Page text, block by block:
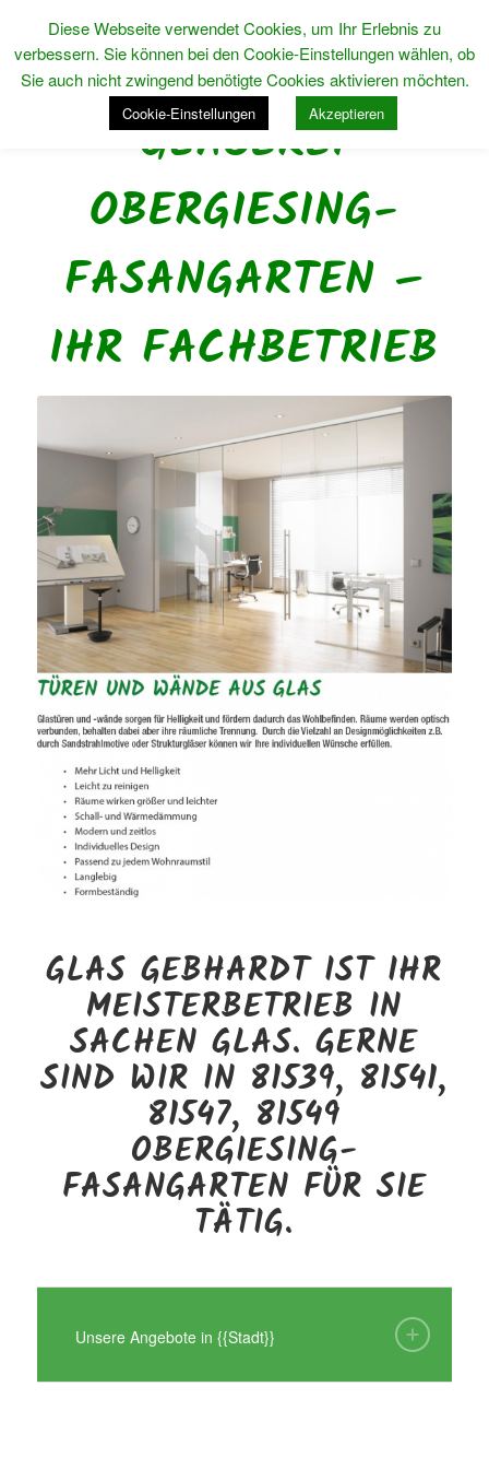
GLASEREI
OBERGIESING-
FASANGARTEN –
IHR FACHBETRIEB
GLAS GEBHARDT IST IHR
MEISTERBETRIEB IN
SACHEN GLAS. GERNE
SIND WIR IN 81539, 81541,
81547, 81549
OBERGIESING-
FASANGARTEN FÜR SIE
TÄTIG.
Unsere Angebote in {{Stadt}}
Diese Webseite verwendet Cookies, um Ihr Erlebnis zu
verbessern. Sie können bei den Cookie-Einstellungen wählen, ob
Sie auch nicht zwingend benötigte Cookies aktivieren möchten.
Cookie-Einstellungen Akzeptieren